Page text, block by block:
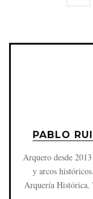
PABLO
Arquero desde
y arcos
Arquería